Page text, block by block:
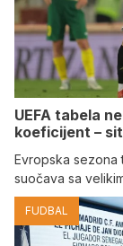
UEFA tabela
koeficijent –
Evropska sezona
suočava sa
FUDBAL